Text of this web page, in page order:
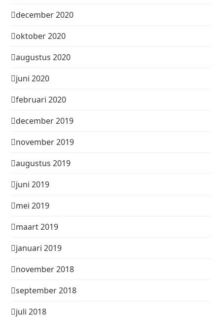
december 2020
oktober 2020
augustus 2020
juni 2020
februari 2020
december 2019
november 2019
augustus 2019
juni 2019
mei 2019
maart 2019
januari 2019
november 2018
september 2018
juli 2018